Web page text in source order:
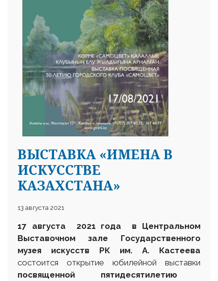
ВЫСТАВКА «ИМЕНА В
ИСКУССТВЕ
КАЗАХСТАНА»
13 августа 2021
17 августа 2021 года в Центральном
Выставочном зале Государственного
музея искусств РК им. А. Кастеева
состоится открытие юбилейной выставки
посвященной пятидесятилетию